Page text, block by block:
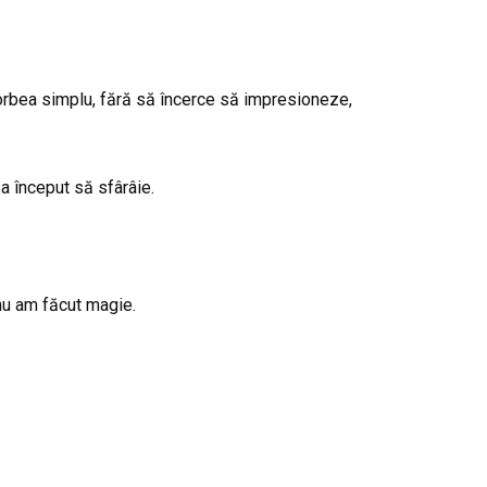
simplu, fără să încerce să impresioneze,
început să sfârâie.
am făcut magie.